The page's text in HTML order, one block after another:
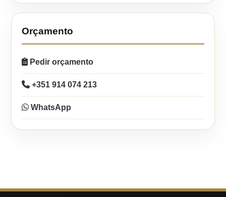
Orçamento
Pedir orçamento
+351 914 074 213
WhatsApp